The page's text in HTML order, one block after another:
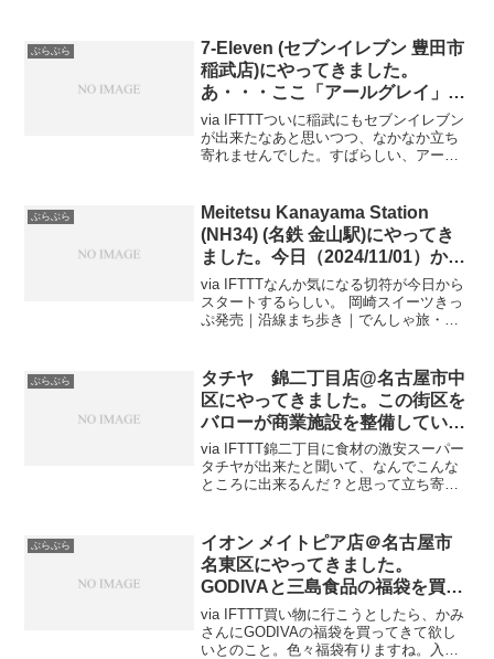
からねえ。収まらない。あとはブルーイ
ンパルス。T-4って...
ぶらぶら
7-Eleven (セブンイレブン 豊田市
稲武店)にやってきました。
あ・・・ここ「アールグレイ」置
いてあるじゃないか・・・
via IFTTTついに稲武にもセブンイレブン
が出来たなあと思いつつ、なかなか立ち
寄れませんでした。すばらしい、アール
よりは美味しい。椅子の撤去されたテー
ブルがあった。...
ぶらぶら
Meitetsu Kanayama Station
(NH34) (名鉄 金山駅)にやってき
ました。今日（2024/11/01）から
スタートした岡崎スイーツきっぷ
でぶらぶらすることにした。
via IFTTTなんか気になる切符が今日から
スタートするらしい。 岡崎スイーツきっ
ぷ発売｜沿線まち歩き｜でんしゃ旅・お
す。2日間有効なので泊まりでもいいみた
い。何かと交...
ぶらぶら
タチヤ 錦二丁目店@名古屋市中
区にやってきました。この街区を
バローが商業施設を整備している
らしい 。
via IFTTT錦二丁目に食材の激安スーパー
タチヤが出来たと聞いて、なんでこんな
ところに出来るんだ？と思って立ち寄っ
タチヤで考えてはダメみたい。売ってい
るものも違うん...
ぶらぶら
イオン メイトピア店＠名古屋市
名東区にやってきました。
GODIVAと三島食品の福袋を買い
ました 。
via IFTTT買い物に行こうとしたら、かみ
さんにGODIVAの福袋を買ってきて欲し
いとのこと。色々福袋有りますね。入れ